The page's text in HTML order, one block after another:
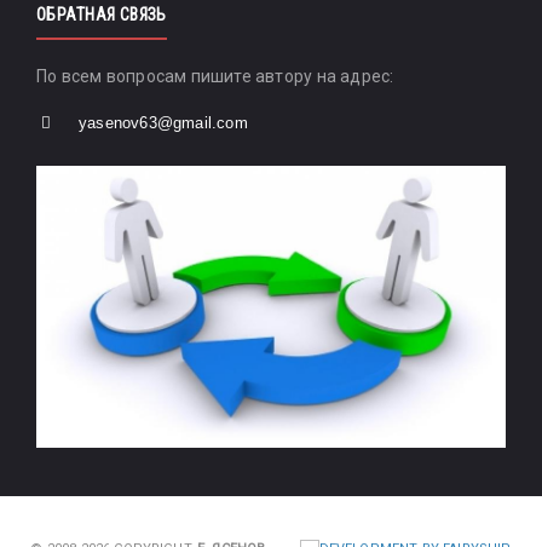
ОБРАТНАЯ СВЯЗЬ
По всем вопросам пишите автору на адрес:
yasenov63@gmail.com